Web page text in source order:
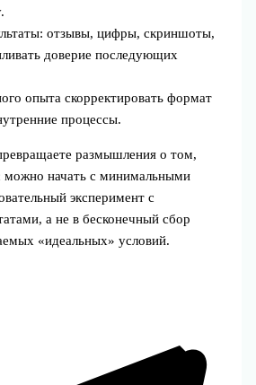
отзывы, цифры, скриншоты,
доверие последующих
опыта скорректировать формат
процессы.
размышления о том,
можно начать с минимальными
эксперимент с
а не в бесконечный сбор
«идеальных» условий.